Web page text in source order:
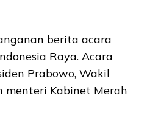
berita acara
Raya. Acara
Prabowo, Wakil
menteri Kabinet Merah